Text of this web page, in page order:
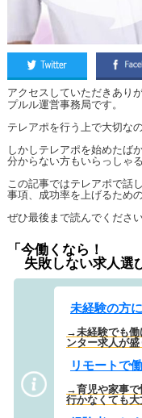
アクセスしていただきあり
プルル運営事務局です。
テレアポを行う上で大切な
しかしテレアポを始めたば
分からない方もいらっしゃ
この記事ではテレアポで話
事項、成功率を上げるため
ぜひ最後まで読んでください
「今働くなら！
失敗しない求人選
未経験の方
→未経験でも働
ンター求人が盛
リモートで
→育児や家事で
行かなくても大